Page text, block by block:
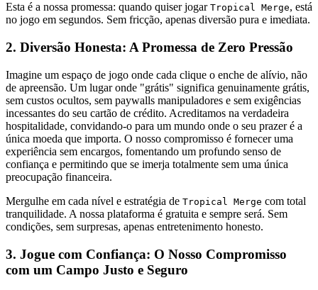
Esta é a nossa promessa: quando quiser jogar Tropical Merge, está
no jogo em segundos. Sem fricção, apenas diversão pura e imediata.
2. Diversão Honesta: A Promessa de Zero Pressão
Imagine um espaço de jogo onde cada clique o enche de alívio, não
de apreensão. Um lugar onde "grátis" significa genuinamente grátis,
sem custos ocultos, sem paywalls manipuladores e sem exigências
incessantes do seu cartão de crédito. Acreditamos na verdadeira
hospitalidade, convidando-o para um mundo onde o seu prazer é a
única moeda que importa. O nosso compromisso é fornecer uma
experiência sem encargos, fomentando um profundo senso de
confiança e permitindo que se imerja totalmente sem uma única
preocupação financeira.
Mergulhe em cada nível e estratégia de Tropical Merge com total
tranquilidade. A nossa plataforma é gratuita e sempre será. Sem
condições, sem surpresas, apenas entretenimento honesto.
3. Jogue com Confiança: O Nosso Compromisso
com um Campo Justo e Seguro